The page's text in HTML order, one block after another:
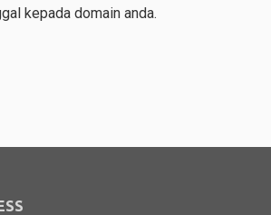
kepada domain anda.